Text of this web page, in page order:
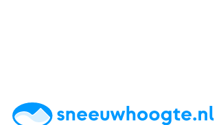
AccommodatiesTipsReviewsLive updatesApp